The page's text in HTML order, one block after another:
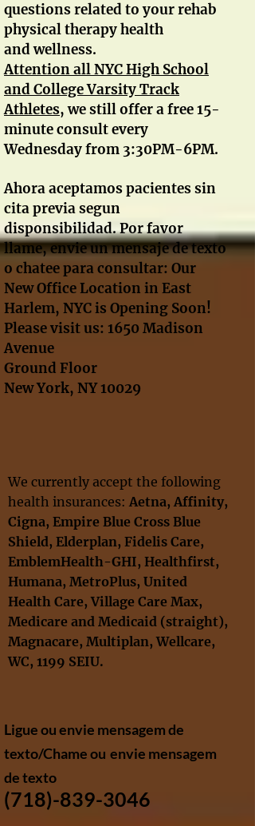
Ligue ou envie mensagem de
texto/Chame ou envie mensagem
de texto
(718)-839-3046
questions related to your rehab
physical therapy health
and wellness.
Attention all NYC High School
and College Varsity Track
Athletes, we still offer a free 15-
minute consult every
Wednesday from 3:30PM-6PM.
Ahora aceptamos pacientes sin
cita previa segun
disponsibilidad. Por favor
llame, envie un mensaje de texto
o chatee para consultar: Our
New Office Location in East
Harlem, NYC is Opening Soon!
Please visit us: 1650 Madison
Avenue
Ground Floor
New York, NY 10029
We currently accept the following
health insurances:Aetna, Affinity,
Cigna, Empire Blue Cross Blue
Shield, Elderplan, Fidelis Care,
EmblemHealth-GHI, Healthfirst,
Humana, MetroPlus, United
Health Care, Village Care Max,
Medicare and Medicaid (straight),
Magnacare, Multiplan,Wellcare,
WC, 1199 SEIU​.